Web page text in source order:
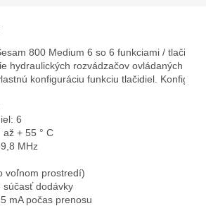
800 Medium 6 so 6 funkciami /
hydraulických rozvádzačov ovládaných
konfiguráciu funkciu tlačidiel.
6
až + 55 ° C
MHz
voľnom prostredí)
súčasť dodávky
mA počas prenosu